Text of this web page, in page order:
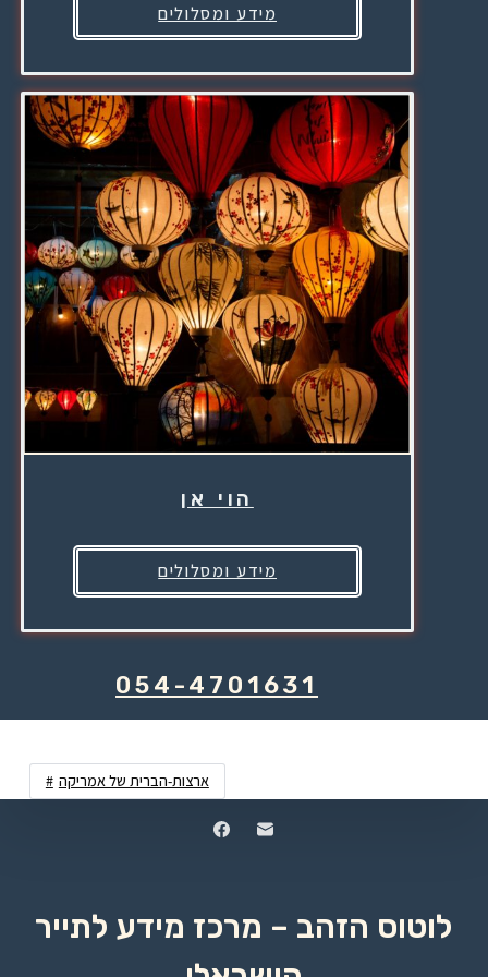
מידע ומסלולים
הוי אן
מידע ומסלולים
054-4701631
ארצות-הברית של אמריקה
לוטוס הזהב – מרכז מידע לתייר